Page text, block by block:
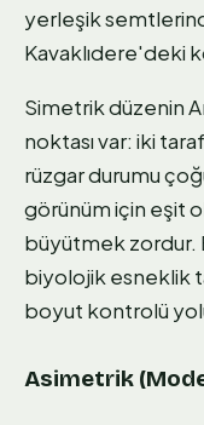
yerleşik
Kavaklıdere'deki
Simetrik düzenin
noktası var: iki
rüzgar durumu
görünüm için eşit
büyütmek zordur.
biyolojik esneklik
boyut kontrolü
Asimetrik